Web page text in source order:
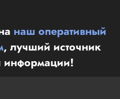
наш оперативный
, лучший источник
информации!